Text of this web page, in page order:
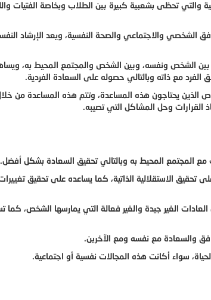
تحظى بشعبية كبيرة بين الطلاب وبخاصة الفتيات
الشخصي والاجتماعي والصحة النفسية، ويعد الإرشاد
الشخص ونفسه، وبين الشخص والمجتمع المحيط به،
مع ذاته وبالتالي حصوله على السعادة الفردية.
الذين يحتاجون هذه المساعدة، وتتم هذه المساعدة من
القرارات وحل المشاكل التي تصيبه.
المجتمع المحيط به وبالتالي تحقيق السعادة بشكل أفضل.
الاستقلالية الذاتية، كما يساعده على تحقيق
الغير جيدة والغير فعالة التي يمارسها الشخص، كما
والسعادة مع نفسه ومع الآخرين.
سواء أكانت هذه المجالات نفسية أو اجتماعية.